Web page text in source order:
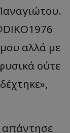
μου αλλά με
ούτε